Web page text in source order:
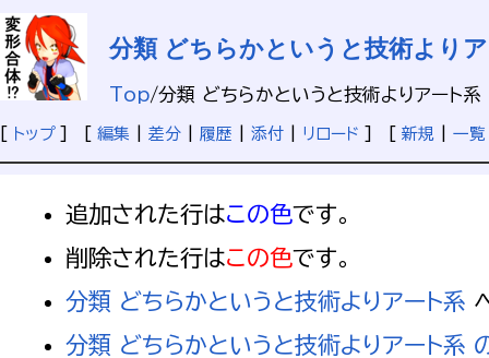
分類 どちらかというと技術より
Top/分類 どちらかというと技術よりアート系
トップ] [ 編集 差分 履歴 添付 リロード 新規 一覧
追加された行はこの色です。
削除された行はこの色です。
分類 どちらかというと技術よりアート系
分類 どちらかというと技術よりアート系